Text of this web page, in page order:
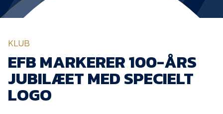
NYHEDER
KLUB
EFB MARKERER 100-ÅRS
JUBILÆET MED SPECIELT
LOGO